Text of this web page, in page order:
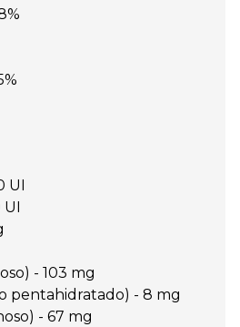
UI
UI
- 103 mg
pentahidratado) - 8 mg
- 67 mg